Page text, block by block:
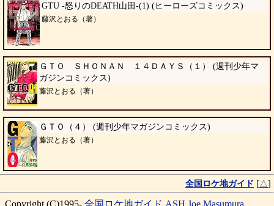
GTU -怒りのDEATH山田-(1) (ヒーローズコミックス)
藤沢とおる（著）
ＧＴＯ ＳＨＯＮＡＮ １４ＤＡＹＳ（１） (週刊少年マ
ガジンコミックス)
藤沢とおる（著）
ＧＴＯ（４） (週刊少年マガジンコミックス)
藤沢とおる（著）
全国ロケ地ガイド [ △]
Copyright (C)1995- 全国ロケ地ガイド ASH Joe Masumura